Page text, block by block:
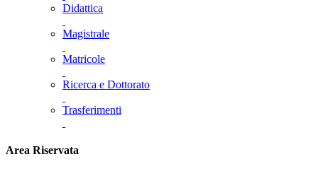
Didattica
Magistrale
Matricole
Ricerca e Dottorato
Trasferimenti
Area Riservata